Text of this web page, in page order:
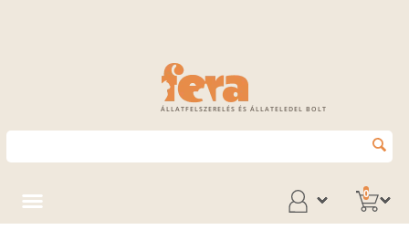
ÁLLATFELSZERELÉS ÉS ÁLLATELEDEL BOLT
0